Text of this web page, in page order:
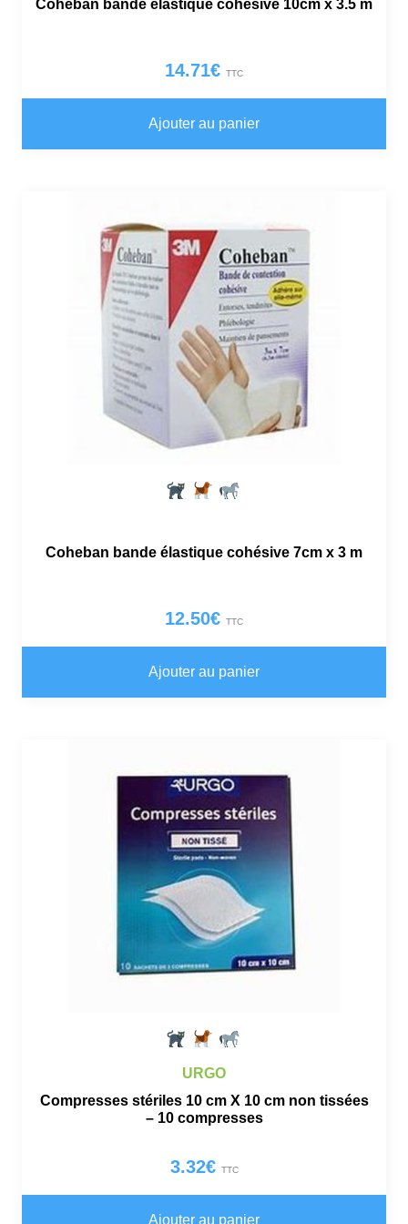
Coheban bande élastique cohésive 10cm x 3.5 m
14.71€ TTC
Ajouter au panier
Coheban bande élastique cohésive 7cm x 3 m
12.50€ TTC
Ajouter au panier
URGO
Compresses stériles 10 cm X 10 cm non tissées
– 10 compresses
3.32€ TTC
Ajouter au panier